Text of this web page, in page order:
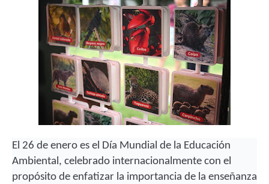
El 26 de enero es el Día Mundial de la Educación
Ambiental, celebrado internacionalmente con el
propósito de enfatizar la importancia de la enseñanza